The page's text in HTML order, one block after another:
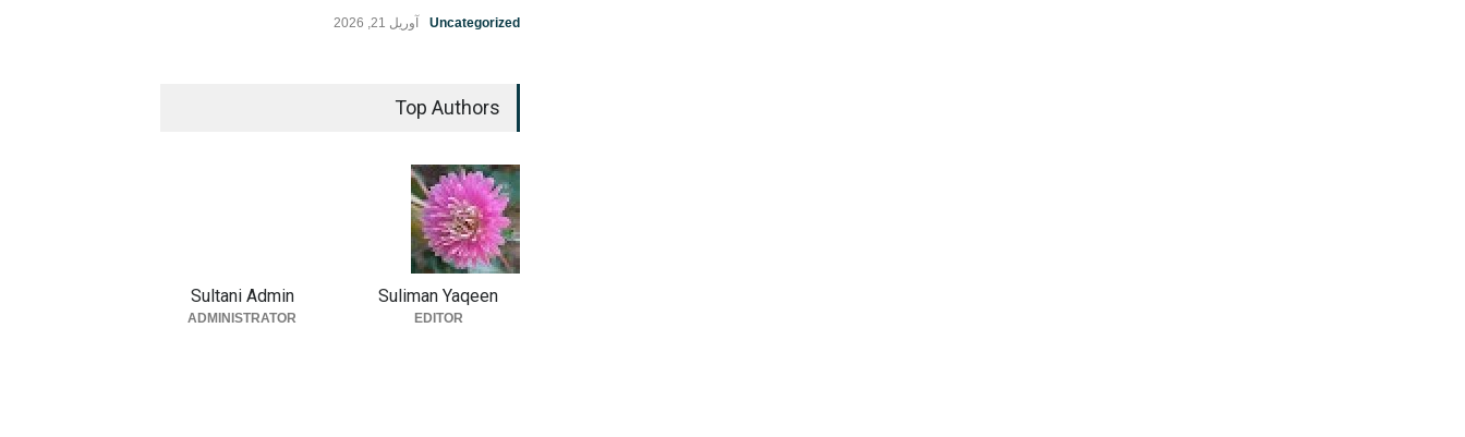
Uncategorized آوریل 21, 2026
Top Authors
Suliman Yaqeen
EDITOR
Sultani Admin
ADMINISTRATOR